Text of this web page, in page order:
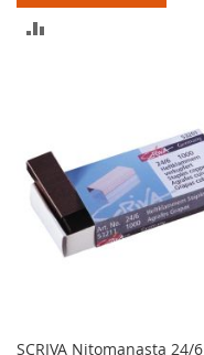
SCRIVA Nitomanasta 24/6